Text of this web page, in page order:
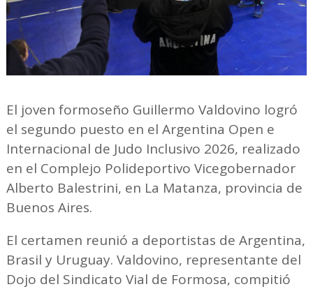
El joven formoseño Guillermo Valdovino logró
el segundo puesto en el Argentina Open e
Internacional de Judo Inclusivo 2026, realizado
en el Complejo Polideportivo Vicegobernador
Alberto Balestrini, en La Matanza, provincia de
Buenos Aires.
El certamen reunió a deportistas de Argentina,
Brasil y Uruguay. Valdovino, representante del
Dojo del Sindicato Vial de Formosa, compitió